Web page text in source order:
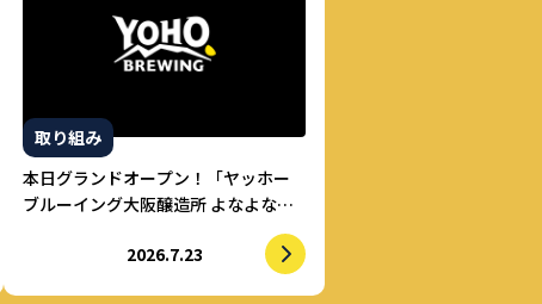
取り組み
本日グランドオープン！「ヤッホー
ブルーイング大阪醸造所 よなよなビ
2026.7.23